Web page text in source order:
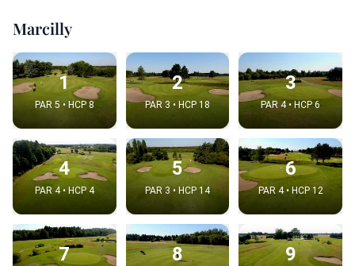
Marcilly
1
PAR 5 • HCP 8
2
PAR 3 • HCP 18
3
PAR 4 • HCP 6
4
PAR 4 • HCP 4
5
PAR 3 • HCP 14
6
PAR 4 • HCP 12
7 8 9